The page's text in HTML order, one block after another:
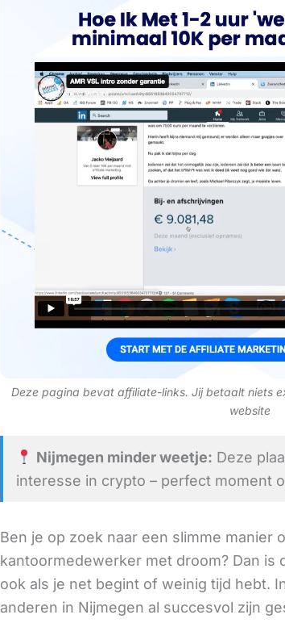
Deze pagina bevat affiliate-links. Jij betaalt niets
website
Nijmegen minder weetje: Deze
interesse in crypto – perfect moment
Ben je op zoek naar een slimme manier
kantoormedewerker met droom? Dan is
ook als je net begint of weinig tijd hebt.
anderen in Nijmegen al succesvol zijn